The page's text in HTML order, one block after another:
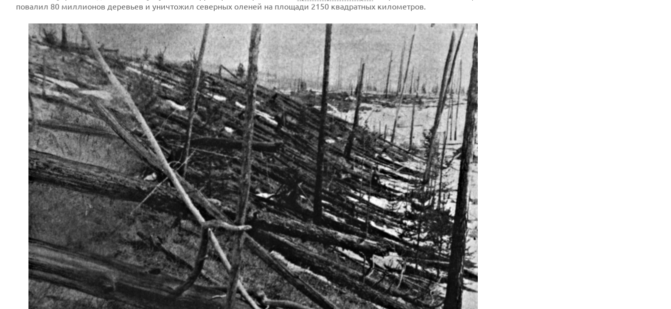
повалил 80 миллионов деревьев и уничтожил северных оленей на площади 2150 квадратных километров.